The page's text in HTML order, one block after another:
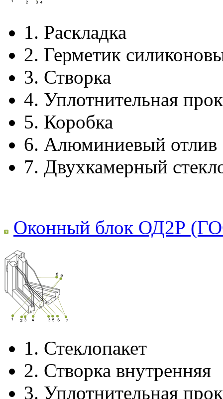
1. Раскладка
2. Герметик
3. Створка
4. Уплотнительная
5. Коробка
6. Алюминиевый отлив
7. Двухкамерный
Оконный блок ОД2Р
1. Стеклопакет
2. Створка внутренняя
3. Уплотнительная